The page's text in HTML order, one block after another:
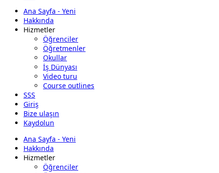
Ana Sayfa - Yeni
Hakkında
Hizmetler
Öğrenciler
Öğretmenler
Okullar
İş Dünyası
Video turu
Course outlines
SSS
Giriş
Bize ulaşın
Kaydolun
Ana Sayfa - Yeni
Hakkında
Hizmetler
Öğrenciler